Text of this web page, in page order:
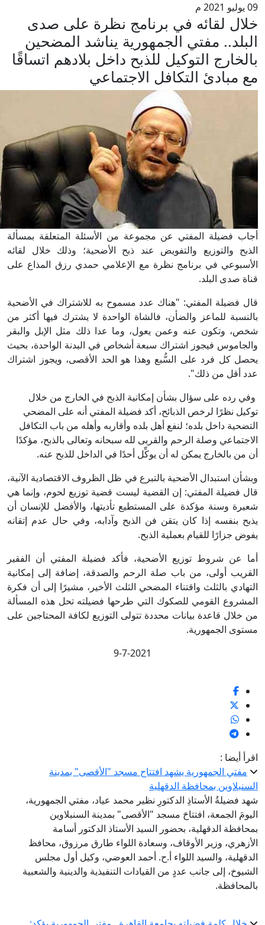
09 يوليو 2021 م
خلال لقائه في برنامج نظرة على صدى
البلد.. مفتي الجمهورية يناشد المضحين
بالخارج التوكيل للذبح داخل بلادهم اتساقًا
مع مبادئ التكافل الاجتماعي
أجاب فضيلة المفتي عن مجموعة من الأسئلة المتعلقة بمسألة
الذبح والتوزيع والتفويض عند ذبح الأضحية؛ وذلك خلال لقائه
الأسبوعي في برنامج نظرة مع الإعلامي حمدي رزق المذاع على
قناة صدى البلد.
قال فضيلة المفتي: "هناك عدد مسموح به للاشتراك في الأضحية
بالنسبة للماعز والضأن، فالشاة الواحدة لا يشترك فيها أكثر من
شخص، وتكون عنه وعمن يعول، وما عدا ذلك مثل الإبل والبقر
والجاموس فيجوز اشتراك سبعة أشخاص في البدنة الواحدة، بحيث
يحصل كل فرد على السُّبع وهذا هو الحد الأقصى، ويجوز اشتراك
عدد أقل من ذلك".
وفي رده على سؤال بشأن إمكانية الذبح في الخارج من خلال
توكيل نظرًا لرخص الذبائح، أكد فضيلة المفتي أنه على المضحي
التضحية داخل بلده؛ لنفع أهل بلده وأقاربه وأهله من باب التكافل
الاجتماعي وصلة الرحم والقربى لله سبحانه وتعالى بالذبح، مؤكدًا
أن من بالخارج يمكن له أن يوكِّل أحدًا في الداخل للذبح عنه.
وبشأن استبدال الأضحية بالتبرع في ظل الظروف الاقتصادية الآنية،
قال فضيلة المفتي: إن القضية ليست قضية توزيع لحوم، وإنما هي
شعيرة وسنة مؤكدة على المستطيع تأديتها، والأفضل للإنسان أن
يذبح بنفسه إذا كان يتقن فن الذبح وآدابه، وفي حال عدم إتقانه
يفوض جزارًا للقيام بعملية الذبح.
أما عن شروط توزيع الأضحية، فأكد فضيلة المفتي أن الفقير
القريب أولى، من باب صلة الرحم والصدقة، إضافة إلى إمكانية
التهادي بالثلث واقتناء المضحي الثلث الأخير، مشيرًا إلى أن فكرة
المشروع القومي للصكوك التي طرحها فضيلته تحل هذه المسألة
من خلال قاعدة بيانات محددة تتولى التوزيع لكافة المحتاجين على
مستوى الجمهورية.
9-7-2021
اقرأ أيضا :
مفتي الجمهورية يشهد افتتاح مسجد "الأقصى" بمدينة
السنبلاوين بمحافظة الدقهلية
شهد فضيلةُ الأستاذِ الدكتورِ نظير محمد عياد، مفتي الجمهورية،
اليومَ الجمعة، افتتاحَ مسجد "الأقصى" بمدينة السنبلاوين
بمحافظة الدقهلية، بحضور السيد الأستاذ الدكتور أسامة
الأزهري، وزير الأوقاف، وسعادة اللواء طارق مرزوق، محافظ
الدقهلية، والسيد اللواء أ.ح. أحمد العوضي، وكيل أول مجلس
الشيوخ، إلى جانب عددٍ من القيادات التنفيذية والدينية والشعبية
بالمحافظة.